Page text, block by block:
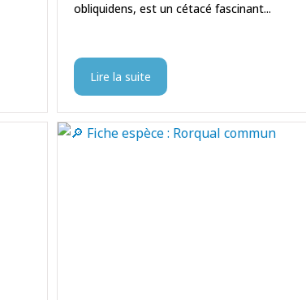
obliquidens, est un cétacé fascinant...
Lire la suite